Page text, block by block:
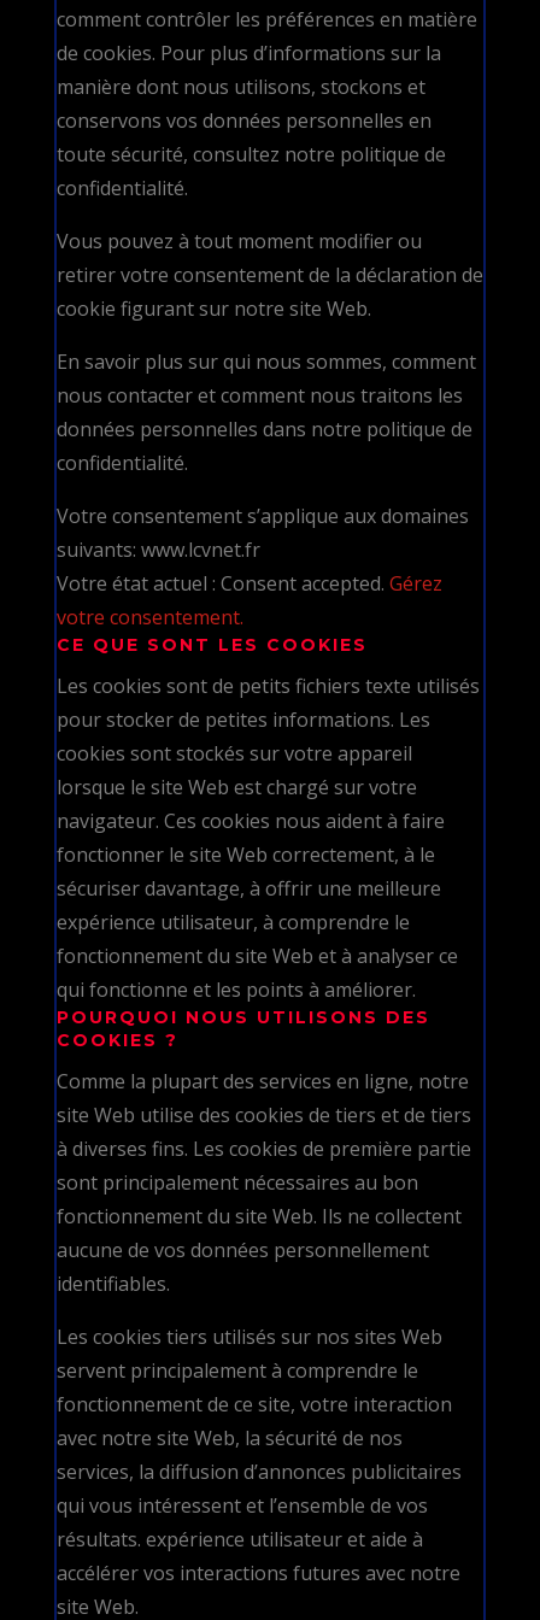
comment contrôler les préférences en matière
de cookies. Pour plus d’informations sur la
manière dont nous utilisons, stockons et
conservons vos données personnelles en
toute sécurité, consultez notre politique de
confidentialité.
Vous pouvez à tout moment modifier ou
retirer votre consentement de la déclaration de
cookie figurant sur notre site Web.
En savoir plus sur qui nous sommes, comment
nous contacter et comment nous traitons les
données personnelles dans notre politique de
confidentialité.
Votre consentement s’applique aux domaines
suivants: www.lcvnet.fr
Votre état actuel : Consent accepted. Gérez
votre consentement.
CE QUE SONT LES COOKIES
Les cookies sont de petits fichiers texte utilisés
pour stocker de petites informations. Les
cookies sont stockés sur votre appareil
lorsque le site Web est chargé sur votre
navigateur. Ces cookies nous aident à faire
fonctionner le site Web correctement, à le
sécuriser davantage, à offrir une meilleure
expérience utilisateur, à comprendre le
fonctionnement du site Web et à analyser ce
qui fonctionne et les points à améliorer.
POURQUOI NOUS UTILISONS DES
COOKIES ?
Comme la plupart des services en ligne, notre
site Web utilise des cookies de tiers et de tiers
à diverses fins. Les cookies de première partie
sont principalement nécessaires au bon
fonctionnement du site Web. Ils ne collectent
aucune de vos données personnellement
identifiables.
Les cookies tiers utilisés sur nos sites Web
servent principalement à comprendre le
fonctionnement de ce site, votre interaction
avec notre site Web, la sécurité de nos
services, la diffusion d’annonces publicitaires
qui vous intéressent et l’ensemble de vos
résultats. expérience utilisateur et aide à
accélérer vos interactions futures avec notre
site Web.